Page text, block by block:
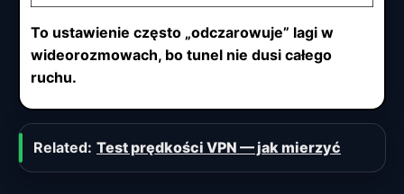
To ustawienie często „odczarowuje” lagi w
wideorozmowach, bo tunel nie dusi całego
ruchu.
Related: Test prędkości VPN — jak mierzyć